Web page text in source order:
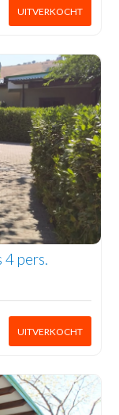
UITVERKOCHT
4 pers.
UITVERKOCHT